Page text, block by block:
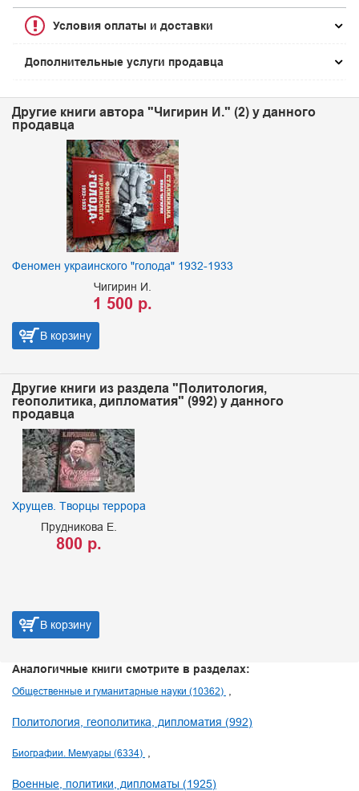
Условия оплаты и доставки
Дополнительные услуги продавца
Другие книги автора "Чигирин И." (2) у данного
продавца
Феномен украинского "голода" 1932-1933
Чигирин И.
1 500 р.
В корзину
Другие книги из раздела "Политология,
геополитика, дипломатия" (992) у данного
продавца
Хрущев. Творцы террора
Прудникова Е.
800 р.
В корзину
Аналогичные книги смотрите в разделах:
Общественные и гуманитарные науки (10362)
Политология, геополитика, дипломатия (992)
Биографии. Мемуары (6334)
Военные, политики, дипломаты (1925)